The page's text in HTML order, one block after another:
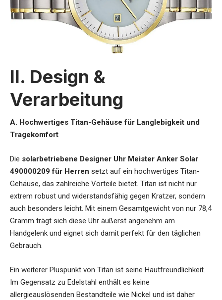
II. Design &
Verarbeitung
A. Hochwertiges Titan-Gehäuse für Langlebigkeit und
Tragekomfort
Die solarbetriebene Designer Uhr Meister Anker Solar
490000209 für Herren setzt auf ein hochwertiges Titan-
Gehäuse, das zahlreiche Vorteile bietet. Titan ist nicht nur
extrem robust und widerstandsfähig gegen Kratzer, sondern
auch besonders leicht. Mit einem Gesamtgewicht von nur 78,4
Gramm trägt sich diese Uhr äußerst angenehm am
Handgelenk und eignet sich damit perfekt für den täglichen
Gebrauch.
Ein weiterer Pluspunkt von Titan ist seine Hautfreundlichkeit.
Im Gegensatz zu Edelstahl enthält es keine
allergieauslösenden Bestandteile wie Nickel und ist daher